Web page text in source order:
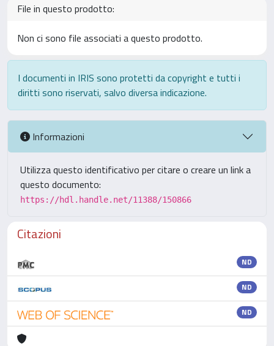
File in questo prodotto:
Non ci sono file associati a questo prodotto.
I documenti in IRIS sono protetti da copyright e tutti i
diritti sono riservati, salvo diversa indicazione.
Informazioni
Utilizza questo identificativo per citare o creare un link a
questo documento:
https://hdl.handle.net/11388/150866
Citazioni
ND
ND
ND